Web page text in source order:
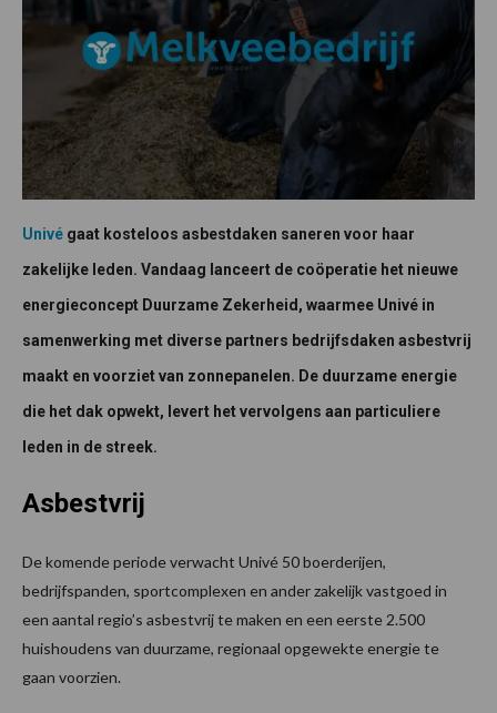
Univé gaat kosteloos asbestdaken saneren voor haar
zakelijke leden. Vandaag lanceert de coöperatie het nieuwe
energieconcept Duurzame Zekerheid, waarmee Univé in
samenwerking met diverse partners bedrijfsdaken asbestvrij
maakt en voorziet van zonnepanelen. De duurzame energie
die het dak opwekt, levert het vervolgens aan particuliere
leden in de streek.
Asbestvrij
De komende periode verwacht Univé 50 boerderijen,
bedrijfspanden, sportcomplexen en ander zakelijk vastgoed in
een aantal regio’s asbestvrij te maken en een eerste 2.500
huishoudens van duurzame, regionaal opgewekte energie te
gaan voorzien.